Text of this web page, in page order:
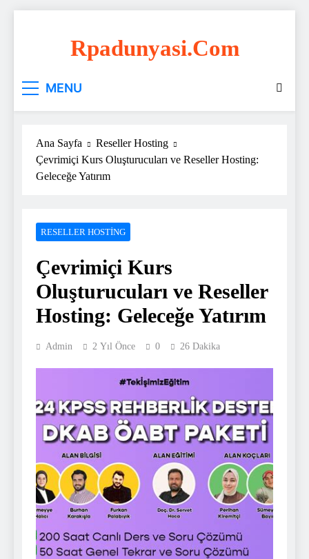
Rpadunyasi.com
Çözümleri!
MENU
Ana Sayfa
Reseller Hosting
Çevrimiçi Kurs Oluşturucuları ve Reseller Hosting:
Geleceğe Yatırım
RESELLER HOSTING
Çevrimiçi Kurs
Oluşturucuları ve Reseller
Hosting: Geleceğe Yatırım
Admin 2 Yıl Önce 0 26 Dakika